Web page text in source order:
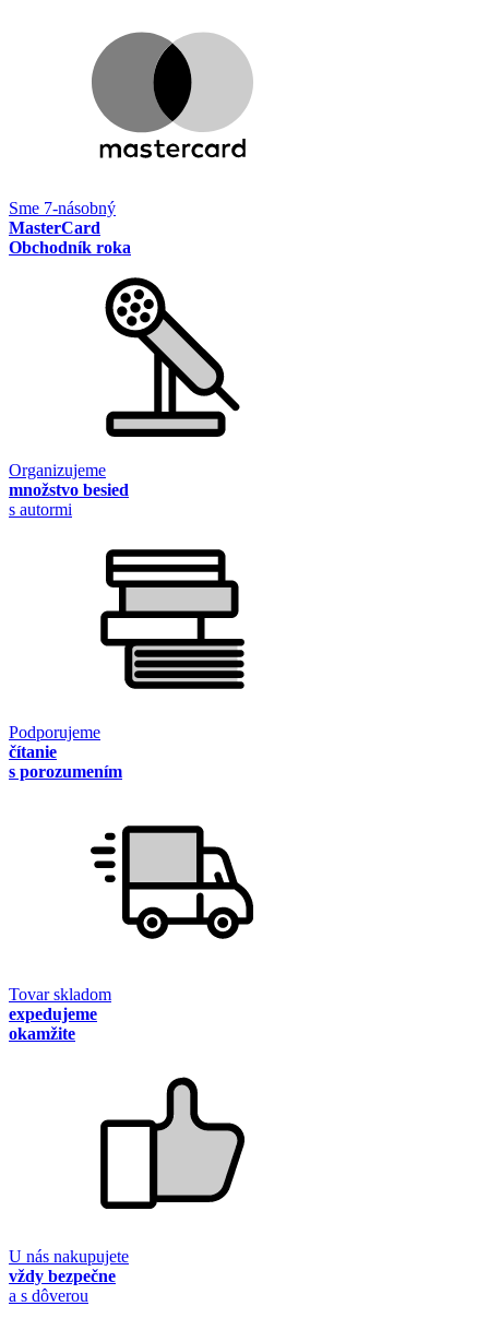
Sme 7-násobný
MasterCard
Obchodník roka
Organizujeme
množstvo besied
s autormi
Podporujeme
čítanie
s porozumením
Tovar skladom
expedujeme
okamžite
U nás nakupujete
vždy bezpečne
a s dôverou